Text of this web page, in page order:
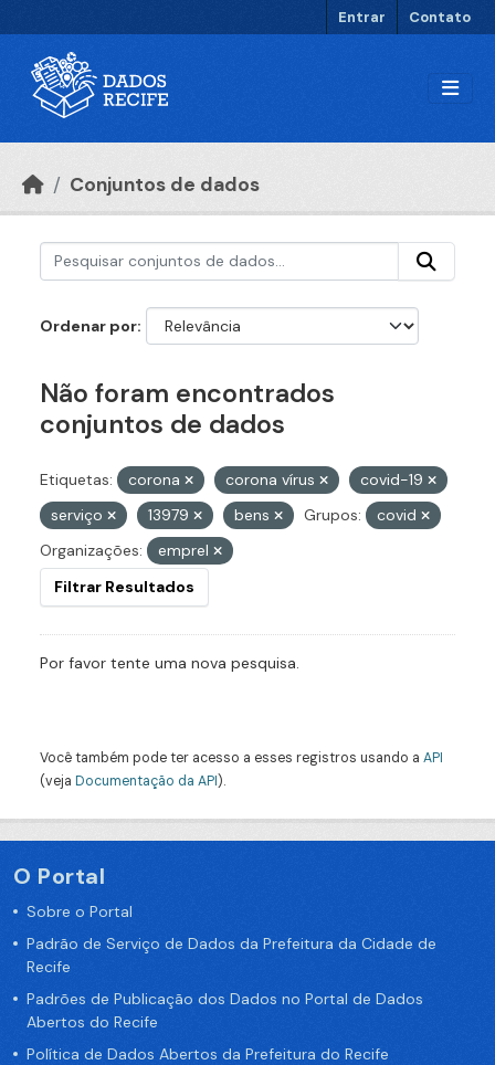
Entrar Contato
Conjuntos de dados
Ordenar por
Não foram encontrados
conjuntos de dados
Etiquetas: corona corona vírus
covid-19
serviço
13979 bens Grupos:
covid
Organizações:
emprel
Filtrar Resultados
Por favor tente uma nova pesquisa.
Você também pode ter acesso a esses registros usando a API
(veja Documentação da API).
O Portal
Sobre o Portal
Padrão de Serviço de Dados da Prefeitura da Cidade de
Recife
Padrões de Publicação dos Dados no Portal de Dados
Abertos do Recife
Política de Dados Abertos da Prefeitura do Recife